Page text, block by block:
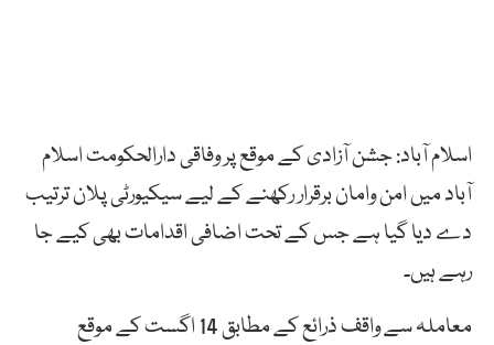
اسلام آباد: جشن آزادی کے موقع پر وفاقی دارالحکومت اسلام
آباد میں امن وامان برقرار رکھنے کے لیے سیکیورٹی پلان ترتیب
دے دیا گیا ہے جس کے تحت اضافی اقدامات بھی کیے جا
رہے ہیں۔
معاملہ سے واقف ذرائع کے مطابق 14 اگست کے موقع